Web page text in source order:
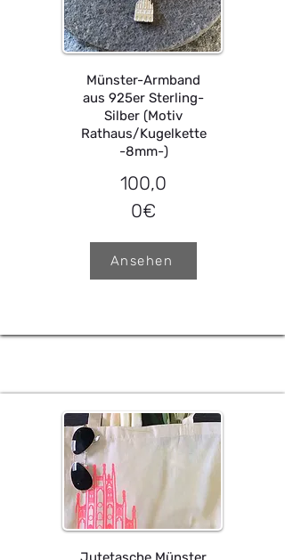
Münster-Armband
aus 925er Sterling-
Silber (Motiv
Rathaus/Kugelkette
-8mm-)
100,0
0€
Ansehen